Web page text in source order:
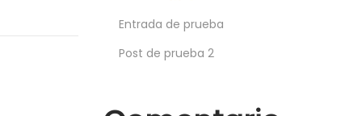
Entrada de prueba
Post de prueba 2